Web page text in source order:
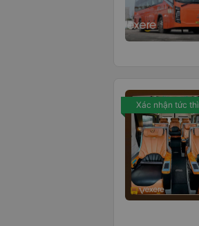
Xác nhận tức thì